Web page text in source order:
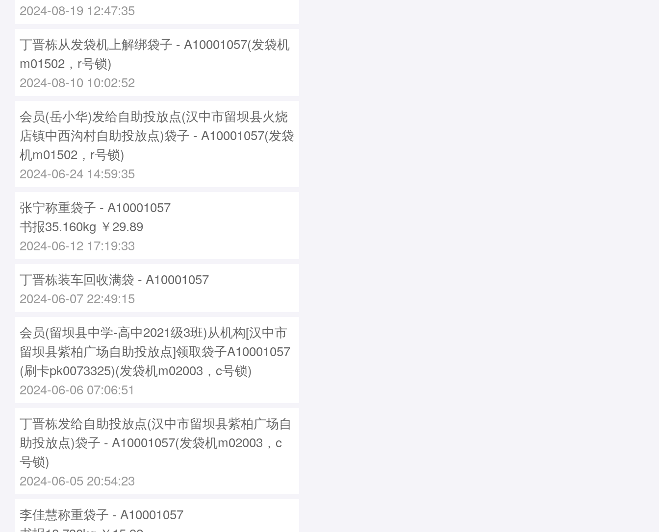
2024-08-19 12:47:35
丁晋栋从发袋机上解绑袋子 - A10001057(发袋机
m01502，r号锁)
2024-08-10 10:02:52
会员(岳小华)发给自助投放点(汉中市留坝县火烧
店镇中西沟村自助投放点)袋子 - A10001057(发袋
机m01502，r号锁)
2024-06-24 14:59:35
张宁称重袋子 - A10001057
书报35.160kg ￥29.89
2024-06-12 17:19:33
丁晋栋装车回收满袋 - A10001057
2024-06-07 22:49:15
会员(留坝县中学-高中2021级3班)从机构[汉中市
留坝县紫柏广场自助投放点]领取袋子A10001057
(刷卡pk0073325)(发袋机m02003，c号锁)
2024-06-06 07:06:51
丁晋栋发给自助投放点(汉中市留坝县紫柏广场自
助投放点)袋子 - A10001057(发袋机m02003，c
号锁)
2024-06-05 20:54:23
李佳慧称重袋子 - A10001057